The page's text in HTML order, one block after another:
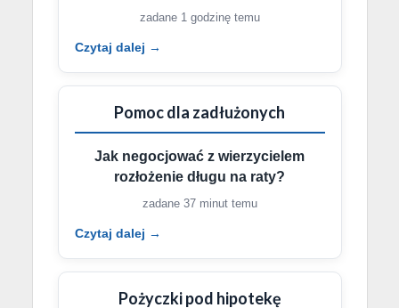
zadane 1 godzinę temu
Czytaj dalej →
Pomoc dla zadłużonych
Jak negocjować z wierzycielem
rozłożenie długu na raty?
zadane 37 minut temu
Czytaj dalej →
Pożyczki pod hipotekę